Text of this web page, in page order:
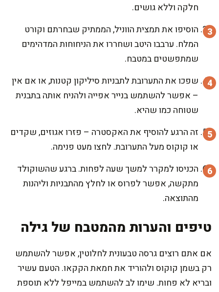
חלקה וללא גושים.
הוסיפו את תמצית הווניל, הממתיק שבחרתם וקורט
המלח. ערבבו היטב ושחררו את הניחוחות המדהימים
שמתפשטים במטבח.
שפכו את התערובת לתבניות סיליקון קטנות, או אם אין
– אפשר להשתמש בנייר אפייה ולהניח אותה בתבנית
שטוחה כמו שהיא.
זה הרגע להוסיף את האקסטרה – פזרו אגוזים, שקדים
או קוקוס מעל התערובת. לחצו מעט פנימה.
הכניסו למקרר למשך שעה לפחות. ברגע שהשוקולד
מתקשה, אפשר לפרוס או לחלץ מהתבניות וליהנות
מהתוצאה.
טיפים והערות מהמטבח של גילה
אם אתם רוצים גרסה טבעונית לחלוטין, אפשר להשתמש
רק בשמן קוקוס ולהוריד את חמאת הקקאו. הטעם עשיר
ובריא לא פחות. שימו לב להשתמש במייפל ללא תוספת